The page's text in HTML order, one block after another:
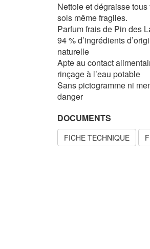
Nettoie et dégraisse tous
sols même fragiles.
Parfum frais de Pin des
94 % d’ingrédients
naturelle
Apte au contact
rinçage à l’eau potable
Sans pictogramme ni
danger
DOCUMENTS
FICHE TECHNIQUE